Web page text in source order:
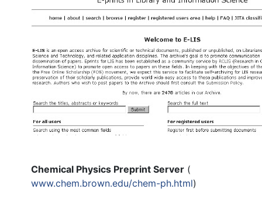
Chemical Physics Preprint Server (
www.chem.brown.edu/chem-ph.html)